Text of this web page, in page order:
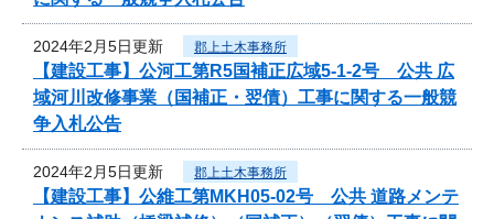
2024年2月5日更新 郡上土木事務所
【建設工事】公河工第R5国補正広域5-1-2号 公共 広
域河川改修事業（国補正・翌債）工事に関する一般競
争入札公告
2024年2月5日更新 郡上土木事務所
【建設工事】公維工第MKH05-02号 公共 道路メンテ